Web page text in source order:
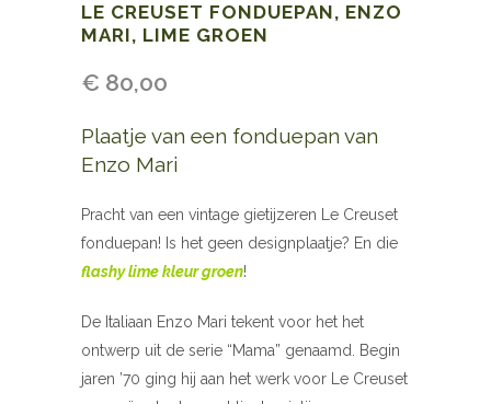
LE CREUSET FONDUEPAN, ENZO
MARI, LIME GROEN
€ 80,00
Plaatje van een fonduepan van
Enzo Mari
Pracht van een vintage gietijzeren Le Creuset
fonduepan! Is het geen designplaatje? En die
flashy lime kleur groen!
De Italiaan Enzo Mari tekent voor het het
ontwerp uit de serie “Mama” genaamd. Begin
jaren ’70 ging hij aan het werk voor Le Creuset